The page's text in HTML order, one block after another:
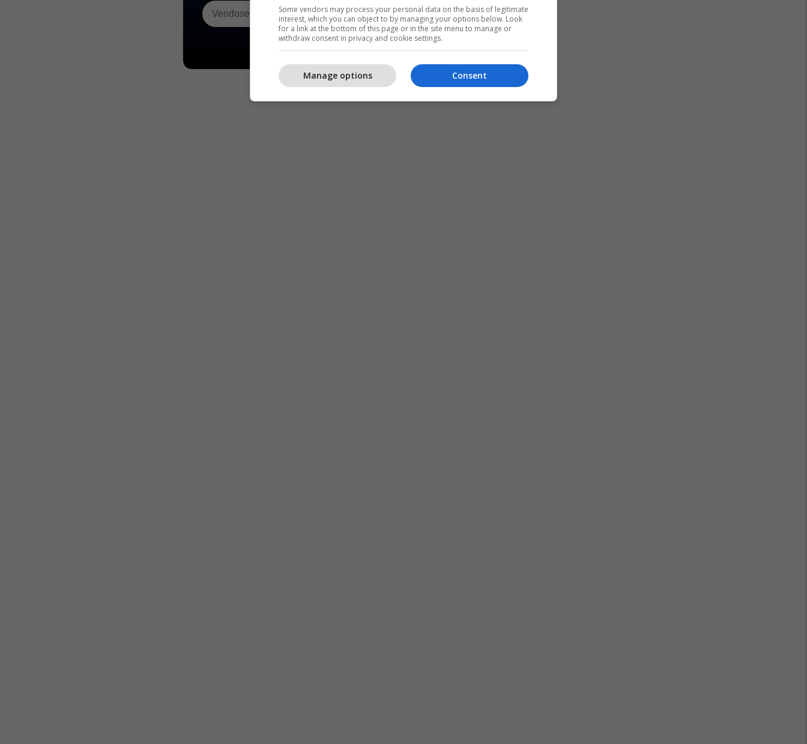
Some vendors may process your personal data on the basis of legitimate
interest, which you can object to by managing your options below. Look
for a link at the bottom of this page or in the site menu to manage or
withdraw consent in privacy and cookie settings.
Consent
Manage options